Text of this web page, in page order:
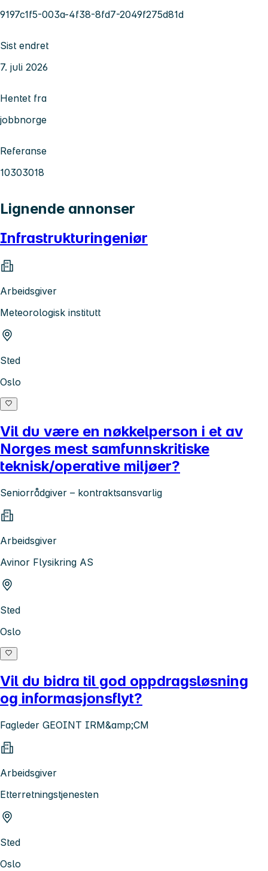
9197c1f5-003a-4f38-8fd7-2049f275d81d
Sist endret
7. juli 2026
Hentet fra
jobbnorge
Referanse
10303018
Lignende annonser
Infrastrukturingeniør
Arbeidsgiver
Meteorologisk institutt
Sted
Oslo
Vil du være en nøkkelperson i et av
Norges mest samfunnskritiske
teknisk/operative miljøer?
Seniorrådgiver – kontraktsansvarlig
Arbeidsgiver
Avinor Flysikring AS
Sted
Oslo
Vil du bidra til god oppdragsløsning
og informasjonsflyt?
Fagleder GEOINT IRM&amp;CM
Arbeidsgiver
Etterretningstjenesten
Sted
Oslo